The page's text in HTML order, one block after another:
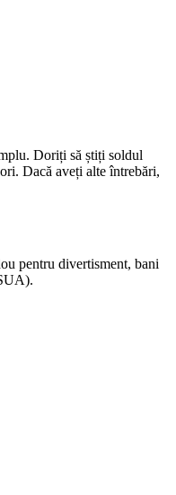
Doriți să știți soldul
Dacă aveți alte întrebări,
pentru divertisment, bani